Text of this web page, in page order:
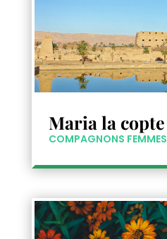
Maria la copte
COMPAGNONS FEMMES